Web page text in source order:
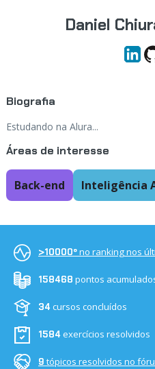
Daniel
Biografia
Estudando na Alura...
Áreas de interesse
Back-end Inteligência
>10000ºno ranking nos
158468 pontos
34cursos concluídos
1584exercícios resolvidos
9 tópicos resolvidos no